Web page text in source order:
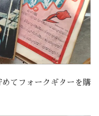
てフォークギターを購